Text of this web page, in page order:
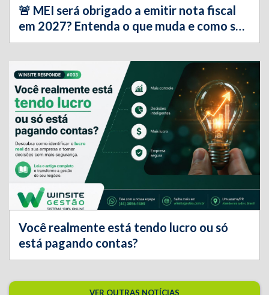
🚨 MEI será obrigado a emitir nota fiscal
em 2027? Entenda o que muda e como se
preparar
Você realmente está tendo lucro ou só
está pagando contas?
VER OUTRAS NOTÍCIAS